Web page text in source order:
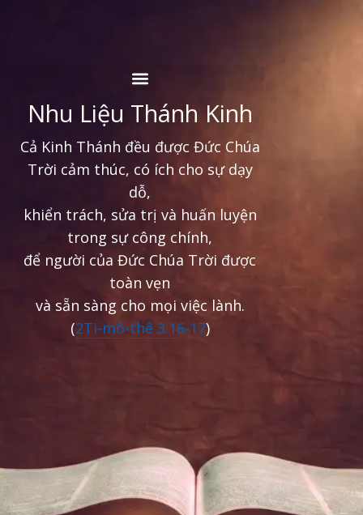
Nhu Liệu Thánh Kinh
Cả Kinh Thánh đều được Đức Chúa
Trời cảm thúc, có ích cho sự dạy
dỗ,
khiển trách, sửa trị và huấn luyện
trong sự công chính,
để người của Đức Chúa Trời được
toàn vẹn
và sẵn sàng cho mọi việc lành.
(2Ti-mô-thê 3:16-17)